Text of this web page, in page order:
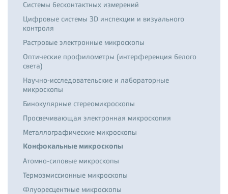
Системы бесконтактных измерений
Цифровые системы 3D инспекции и визуального
контроля
Растровые электронные микроскопы
Оптические профилометры (интерференция белого
света)
Научно-исследовательские и лабораторные
микроскопы
Бинокулярные стереомикроскопы
Просвечивающая электронная микроскопия
Металлографические микроскопы
Конфокальные микроскопы
Атомно-силовые микроскопы
Термоэмиссионные микроскопы
Флуоресцентные микроскопы